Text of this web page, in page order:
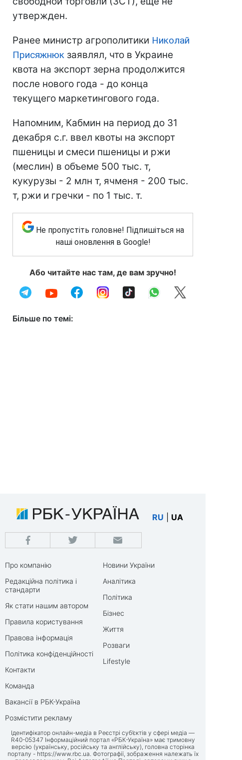
утвержден.
Ранее министр агрополитики Николай
Присяжнюк заявлял, что в Украине
квота на экспорт зерна продолжится
после нового года - до конца
текущего маркетингового года.
Напомним, Кабмин на период до 31
декабря с.г. ввел квоты на экспорт
пшеницы и смеси пшеницы и ржи
(меслин) в объеме 500 тыс. т,
кукурузы - 2 млн т, ячменя - 200 тыс.
т, ржи и гречки - по 1 тыс. т.
Не пропустіть головне! Підпишіться на
наші оновлення в Google!
Або читайте нас там, де вам зручно!
Більше по темі:
RU UA
Про компанію
Редакційна політика і
стандарти
Як стати нашим автором
Правила користування
Правова інформація
Політика конфіденційності
Контакти
Команда
Вакансії в РБК-Україна
Розмістити рекламу
Новини України
Аналітика
Політика
Бізнес
Життя
Розваги
Lifestyle
Ідентифікатор онлайн-медіа в Реєстрі суб’єктів у сфері медіа —
R40-05347 Інформаційний портал «РБК-Україна» має тримовну
версію (українську, російську та англійську), головна сторінка
порталу - https://www.rbc.ua. Фотографії, зображення належать їх